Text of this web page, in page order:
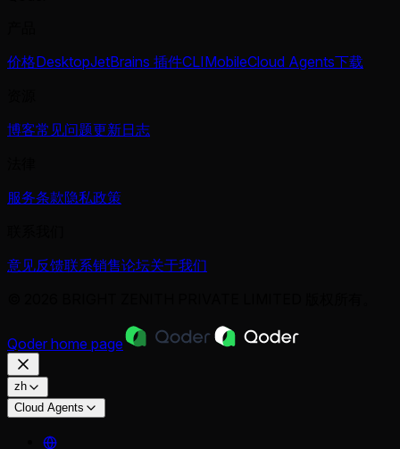
价格DesktopJetBrains 插件CLIMobileCloud Agents下载
博客常见问题更新日志
服务条款隐私政策
意见反馈联系销售论坛关于我们
Qoder home page
zh
Cloud Agents